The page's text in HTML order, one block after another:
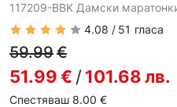
117209-BBK Дамски
4.08
51 гласа
59.99€
51.99€ /101.68лв.
Спестяваш 8.00 €